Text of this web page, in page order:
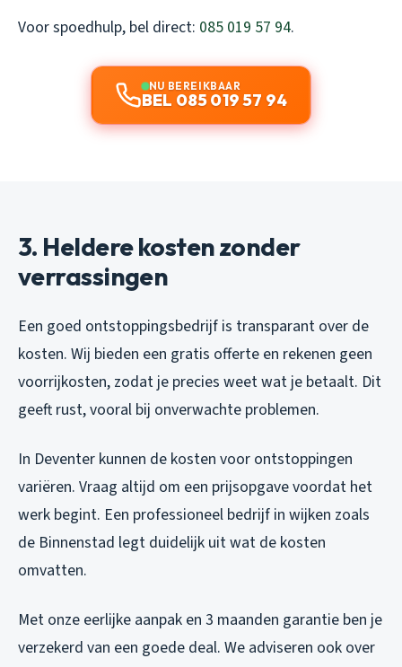
Voor spoedhulp, bel direct: 085 019 57 94.
NU BEREIKBAAR
BEL 085 019 57 94
3. Heldere kosten zonder
verrassingen
Een goed ontstoppingsbedrijf is transparant over de
kosten. Wij bieden een gratis offerte en rekenen geen
voorrijkosten, zodat je precies weet wat je betaalt. Dit
geeft rust, vooral bij onverwachte problemen.
In Deventer kunnen de kosten voor ontstoppingen
variëren. Vraag altijd om een prijsopgave voordat het
werk begint. Een professioneel bedrijf in wijken zoals
de Binnenstad legt duidelijk uit wat de kosten
omvatten.
Met onze eerlijke aanpak en 3 maanden garantie ben je
verzekerd van een goede deal. We adviseren ook over